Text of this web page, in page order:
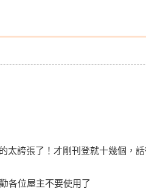
太誇張了！才剛刊登就十幾個，
各位屋主不要使用了